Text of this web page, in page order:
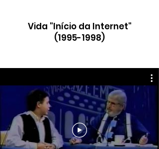
Vida "Início da Internet"
(1995-1998)